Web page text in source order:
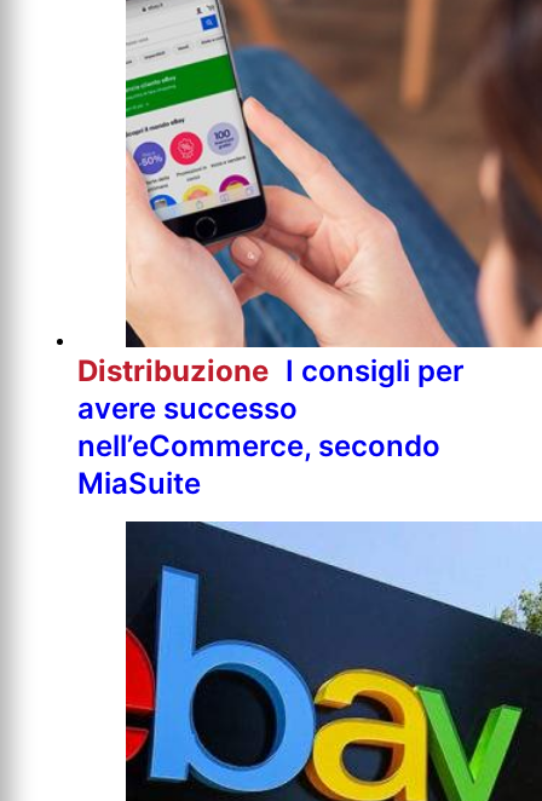
Distribuzione I consigli per
avere successo
nell’eCommerce, secondo
MiaSuite